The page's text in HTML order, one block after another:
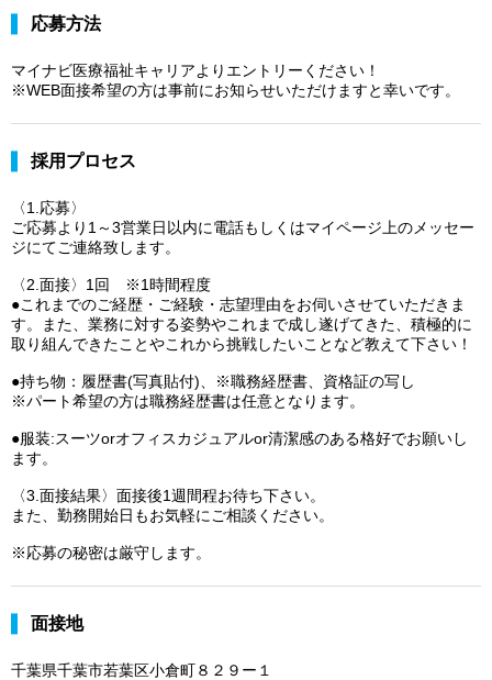
応募方法
マイナビ医療福祉キャリアよりエントリーください！
※WEB面接希望の方は事前にお知らせいただけますと幸いです。
採用プロセス
〈1.応募〉
ご応募より1～3営業日以内に電話もしくはマイページ上のメッセー
ジにてご連絡致します。
〈2.面接〉1回 ※1時間程度
●これまでのご経歴・ご経験・志望理由をお伺いさせていただきま
す。また、業務に対する姿勢やこれまで成し遂げてきた、積極的に
取り組んできたことやこれから挑戦したいことなど教えて下さい！
●持ち物：履歴書(写真貼付)、※職務経歴書、資格証の写し
※パート希望の方は職務経歴書は任意となります。
●服装:スーツorオフィスカジュアルor清潔感のある格好でお願いし
ます。
〈3.面接結果〉面接後1週間程お待ち下さい。
また、勤務開始日もお気軽にご相談ください。
※応募の秘密は厳守します。
面接地
千葉県千葉市若葉区小倉町８２９ー１